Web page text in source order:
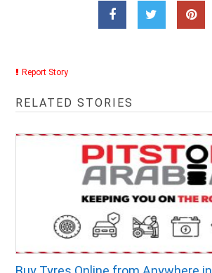
Report Story
RELATED STORIES